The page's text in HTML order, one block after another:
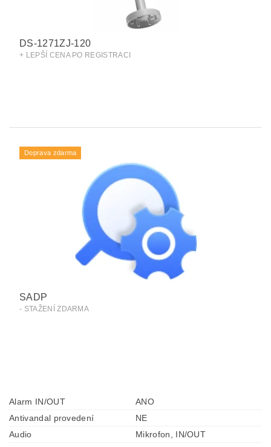
DS-1271ZJ-120
+ LEPŠÍ CENA PO REGISTRACI
Doprava zdarma
SADP
- STAŽENÍ ZDARMA
Alarm IN/OUT
ANO
Antivandal provedení
NE
Audio
Mikrofon, IN/OUT